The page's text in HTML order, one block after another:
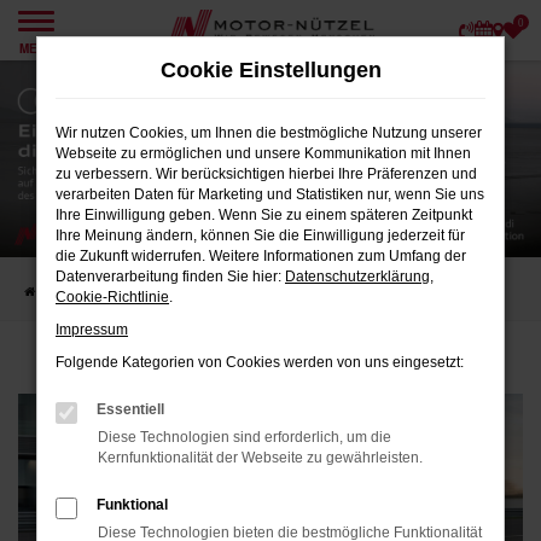
Zum
Hauptinhalt
springen
MENÜ
0
Startseite Audi Original Teile Rabatt Aktion x2
Cookie Einstellungen
Wir nutzen Cookies, um Ihnen die bestmögliche Nutzung unserer
Webseite zu ermöglichen und unsere Kommunikation mit Ihnen
zu verbessern. Wir berücksichtigen hierbei Ihre Präferenzen und
verarbeiten Daten für Marketing und Statistiken nur, wenn Sie uns
Ihre Einwilligung geben. Wenn Sie zu einem späteren Zeitpunkt
Ihre Meinung ändern, können Sie die Einwilligung jederzeit für
die Zukunft widerrufen. Weitere Informationen zum Umfang der
Datenverarbeitung finden Sie hier: Datenschutzerklärung,
Cookie-Richtlinie.
Impressum
Folgende Kategorien von Cookies werden von uns eingesetzt:
Essentiell
Diese Technologien sind erforderlich, um die
Kernfunktionalität der Webseite zu gewährleisten.
Funktional
Diese Technologien bieten die bestmögliche Funktionalität